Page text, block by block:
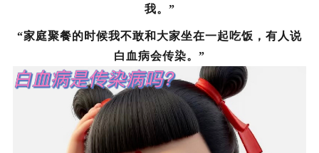
我。”
“家庭聚餐的时候我不敢和大家坐在一起吃饭，有人说
白血病会传染。”